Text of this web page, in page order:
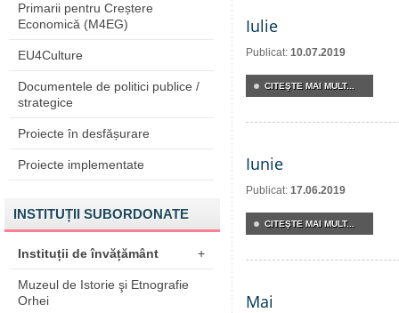
Primarii pentru Creștere
Economică (M4EG)
EU4Culture
Documentele de politici publice /
strategice
Proiecte în desfășurare
Proiecte implementate
INSTITUȚII SUBORDONATE
Instituții de învățământ +
Muzeul de Istorie şi Etnografie
Orhei
Iulie
Publicat: 10.07.2019
CITEŞTE MAI MULT...
Iunie
Publicat: 17.06.2019
CITEŞTE MAI MULT...
Mai